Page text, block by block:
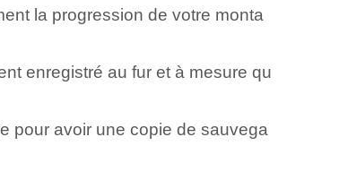
la progression de votre monta
enregistré au fur et à mesure qu
pour avoir une copie de sauvega